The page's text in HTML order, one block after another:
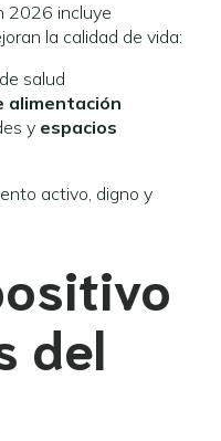
2026 incluye
la calidad de vida:
salud
alimentación
y espacios
activo, digno y
del